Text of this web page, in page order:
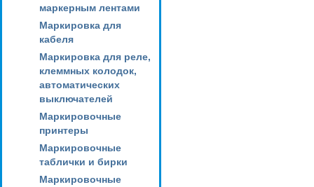
маркерным лентами
Маркировка для
кабеля
Маркировка для реле,
клеммных колодок,
автоматических
выключателей
Маркировочные
принтеры
Маркировочные
таблички и бирки
Маркировочные